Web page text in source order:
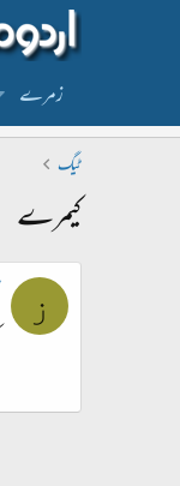
زمرے
ٹیگ
کیمرے
ز